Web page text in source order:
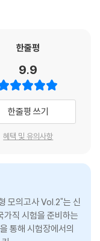
한 동형 모의고사 8회
니다. 또한 실제 시험지
르는 것처럼 구성했습
비용 OMR 카드 수록
해설로 모든 문제를 완벽
량에 맞게 별도의 OMR
연습을 해 볼 수 있습니
한줄평
9.9
한줄평 쓰기
혜택 및 유의사항
모의고사 Vol.2"는 신
가직 시험을 준비하는
통해 시험장에서의